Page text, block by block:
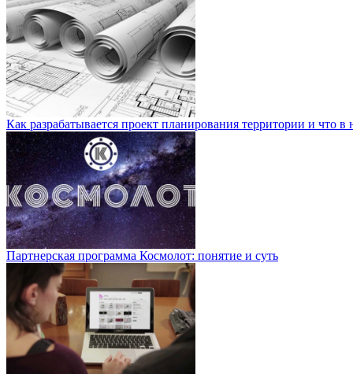
Как разрабатывается проект планирования территории и что в
Партнерская программа Космолот: понятие и суть